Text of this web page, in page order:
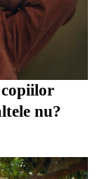
copiilor
nu?